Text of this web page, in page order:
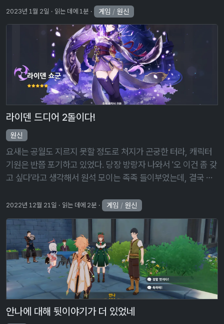
일에 고작 주간 의 …
2023년 1월 2일 읽는 데에 1분 게임 /원신
라이덴 드디어 2돌이다!
원신
요새는 공월도 지르지 못할 정도로 처지가 곤궁한 터라, 캐릭터
기원은 반쯤 포기하고 있었다. 당장 방랑자 나와서 '오 이건 좀 갖
고 싶다'라고 생각해서 원석 모이는 족족 들이부었는데, 결국 안
더스트 상점이 …
2022년 12월 21일 읽는 데에 2분 게임 /원신
안나에 대해 뒷이야기가 더 있었네